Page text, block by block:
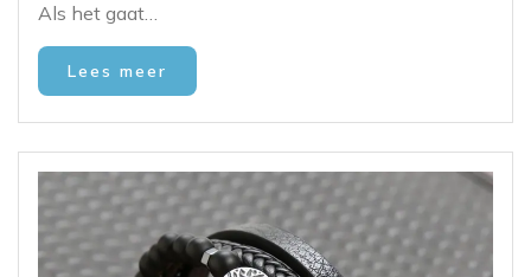
Als het gaat…
Lees meer